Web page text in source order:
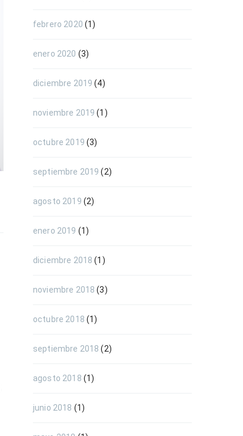
febrero 2020 (1)
enero 2020 (3)
diciembre 2019 (4)
noviembre 2019 (1)
octubre 2019 (3)
septiembre 2019 (2)
agosto 2019 (2)
enero 2019 (1)
diciembre 2018 (1)
noviembre 2018 (3)
octubre 2018 (1)
septiembre 2018 (2)
agosto 2018 (1)
junio 2018 (1)